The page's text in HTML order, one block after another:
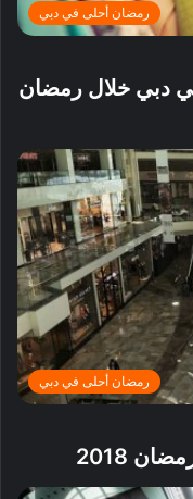
رمضان أحلى في دبي
دبي خلال رمضان
رمضان أحلى في دبي